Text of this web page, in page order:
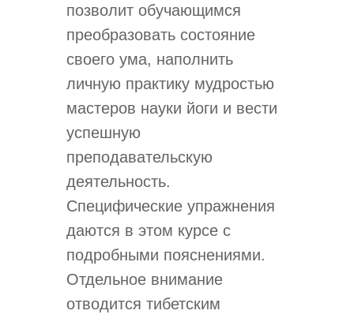
позволит обучающимся
преобразовать состояние
своего ума, наполнить
личную практику мудростью
мастеров науки йоги и вести
успешную
преподавательскую
деятельность.
Специфические упражнения
даются в этом курсе с
подробными пояснениями.
Отдельное внимание
отводится тибетским